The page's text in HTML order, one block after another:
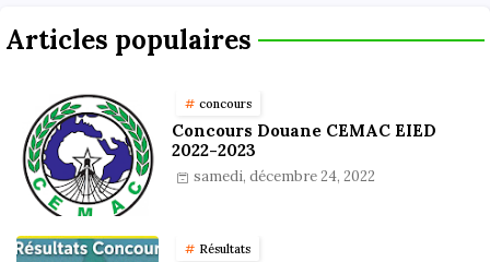
Articles populaires
concours
Concours Douane CEMAC EIED
2022-2023
samedi, décembre 24, 2022
Résultats